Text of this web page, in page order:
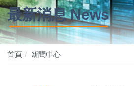
最新消息 News
首頁 新聞中心